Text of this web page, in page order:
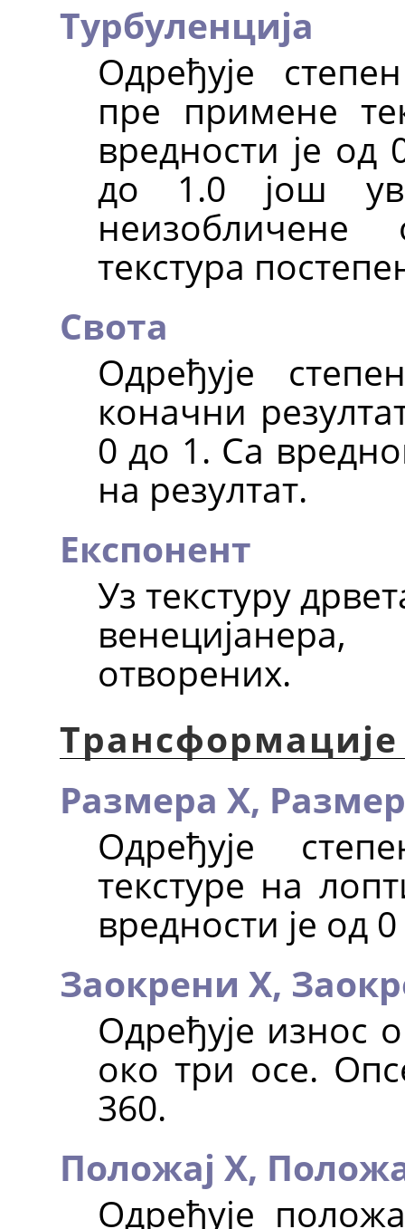
Турбуленција
Одређује
пре примене
вредности је
до 1.0 још
текстура
Свота
Одређује
коначни
0 до 1. Са
на резултат.
Експонент
Уз текстуру
отворених.
Трансформације
Размера X,
Одређује
текстуре на
вредности је од
Заокрени X,
Одређује износ
око три осе.
360.
Положај X,
Одређује